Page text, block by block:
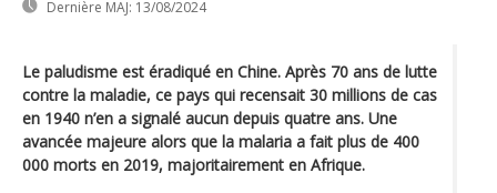
Dernière MAJ: 13/08/2024
Le paludisme est éradiqué en Chine. Après 70 ans de lutte
contre la maladie, ce pays qui recensait 30 millions de cas
en 1940 n’en a signalé aucun depuis quatre ans. Une
avancée majeure alors que la malaria a fait plus de 400
000 morts en 2019, majoritairement en Afrique.